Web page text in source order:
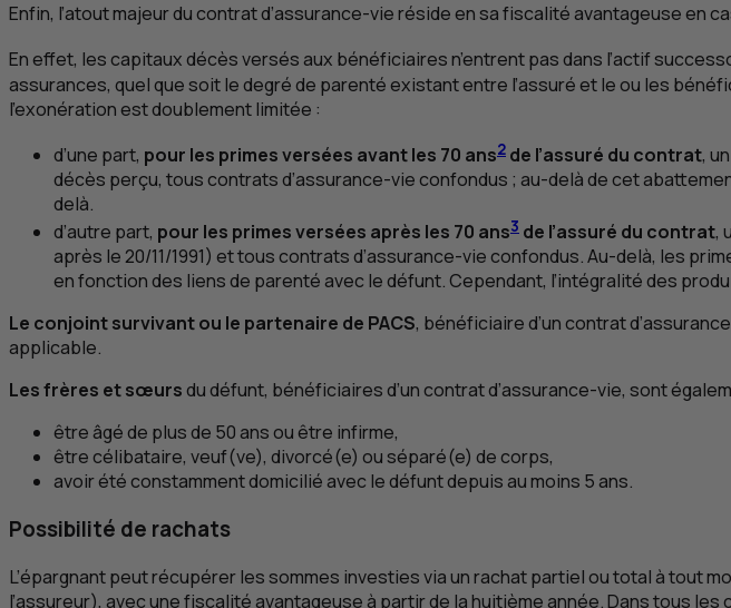
Enfin, l’atout majeur du contrat d’assurance-vie réside en sa fiscalité avantageuse en
En effet, les capitaux décès versés aux bénéficiaires n’entrent pas dans l’actif
assurances, quel que soit le degré de parenté existant entre l’assuré et le ou les
l’exonération est doublement limitée :
d’une part, pour les primes versées avant les 70 ans2 de l’assuré du contrat,
décès perçu, tous contrats d’assurance-vie confondus ; au-delà de cet
delà.
d’autre part, pour les primes versées après les 70 ans3 de l’assuré du contrat,
après le 20/11/1991) et tous contrats d’assurance-vie confondus. Au-delà, les
en fonction des liens de parenté avec le défunt. Cependant, l’intégralité des
Le conjoint survivant ou le partenaire de PACS, bénéficiaire d’un contrat
applicable.
Les frères et sœursdu défunt, bénéficiaires d’un contrat d’assurance-vie, sont
être âgé de plus de 50 ans ou être infirme,
être célibataire, veuf(ve), divorcé(e) ou séparé(e) de corps,
avoir été constamment domicilié avec le défunt depuis au moins 5 ans.
Possibilité de rachats
L’épargnant peut récupérer les sommes investies via un rachat partiel ou total à tout
l’assureur), avec une fiscalité avantageuse à partir de la huitième année. Dans tous